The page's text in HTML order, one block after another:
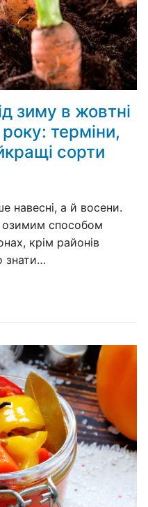
зиму в жовтні
терміни,
сорти
навесні, а й восени.
озимим способом
крім районів
знати…